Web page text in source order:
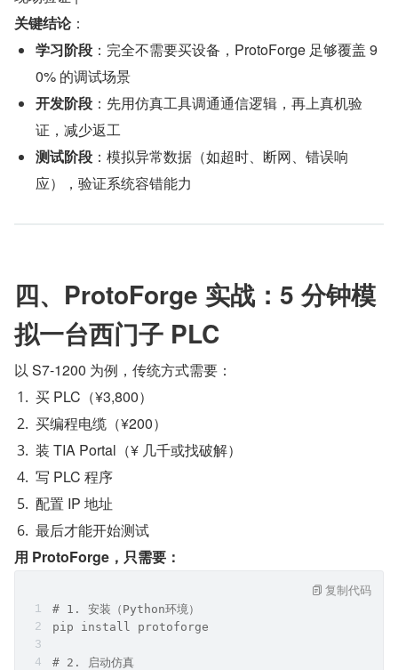
关键结论​：
学习阶段 ​：完全不需要买设备，ProtoForge 足够覆盖 9
0% 的调试场景
开发阶段 ​：先用仿真工具调通通信逻辑，再上真机验
证，减少返工
测试阶段 ​：模拟异常数据（如超时、断网、错误响
应），验证系统容错能力
四、ProtoForge 实战：5 分钟模
拟一台西门子 PLC
以 S7-1200 为例，传统方式需要：
买 PLC（¥3,800）
买编程电缆（¥200）
装 TIA Portal（¥ 几千或找破解）
写 PLC 程序
配置 IP 地址
最后才能开始测试
用 ProtoForge，只需要：
# 1. 安装（Python环境）
pip install protoforge
# 2. 启动仿真
复制代码